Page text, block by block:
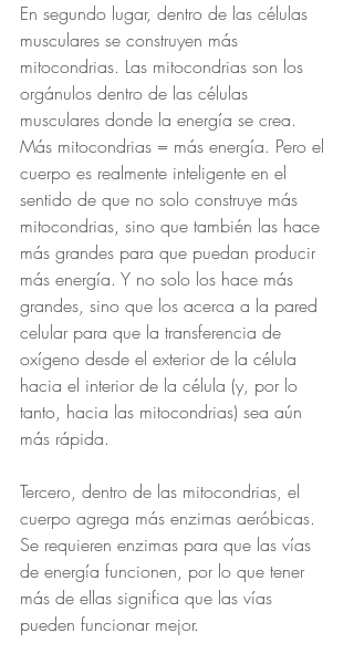
En segundo lugar, dentro de las células
musculares se construyen más
mitocondrias. Las mitocondrias son los
orgánulos dentro de las células
musculares donde la energía se crea.
Más mitocondrias = más energía. Pero el
cuerpo es realmente inteligente en el
sentido de que no solo construye más
mitocondrias, sino que también las hace
más grandes para que puedan producir
más energía. Y no solo los hace más
grandes, sino que los acerca a la pared
celular para que la transferencia de
oxígeno desde el exterior de la célula
hacia el interior de la célula (y, por lo
tanto, hacia las mitocondrias) sea aún
más rápida.
Tercero, dentro de las mitocondrias, el
cuerpo agrega más enzimas aeróbicas.
Se requieren enzimas para que las vías
de energía funcionen, por lo que tener
más de ellas significa que las vías
pueden funcionar mejor.